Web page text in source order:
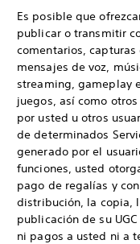
Es posible que
publicar o transmitir
comentarios,
mensajes de voz,
streaming, gameplay
juegos, así como
por usted u otros
de determinados
generado por el
funciones, usted
pago de regalías y
distribución, la copia,
publicación de su
ni pagos a usted ni a